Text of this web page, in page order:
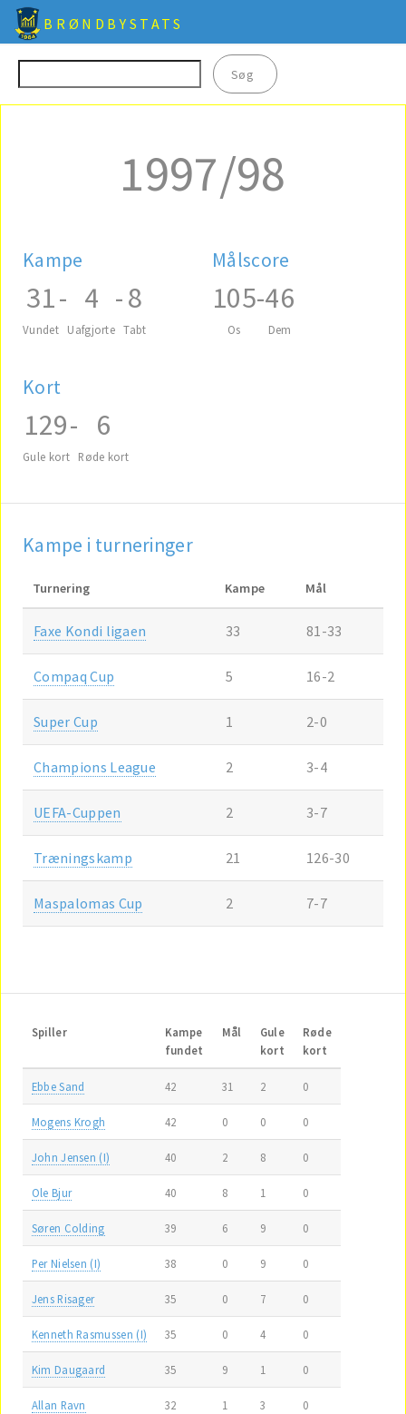
BRØNDBYSTATS
1997/98
Kampe
31
Vundet
- 4
Uafgjorte
-8
Tabt
Målscore
105
Os
-46
Dem
Kort
129
Gule kort
- 6
Røde kort
Kampe i turneringer
Turnering Kampe Mål
Faxe Kondi ligaen 33 81-33
Compaq Cup 5 16-2
Super Cup 1 2-0
Champions League 2 3-4
UEFA-Cuppen 2 3-7
Træningskamp 21 126-30
Maspalomas Cup 2 7-7
Spiller
Kampe
fundet
Mål
Gule
kort
Røde
kort
Ebbe Sand 42 31 2 0
Mogens Krogh 42 0 0 0
John Jensen (I) 40 2 8 0
Ole Bjur 40 8 1 0
Søren Colding 39 6 9 0
Per Nielsen (I) 38 0 9 0
Jens Risager 35 0 7 0
Kenneth Rasmussen (I) 35 0 4 0
Kim Daugaard 35 9 1 0
Allan Ravn 32 1 3 0